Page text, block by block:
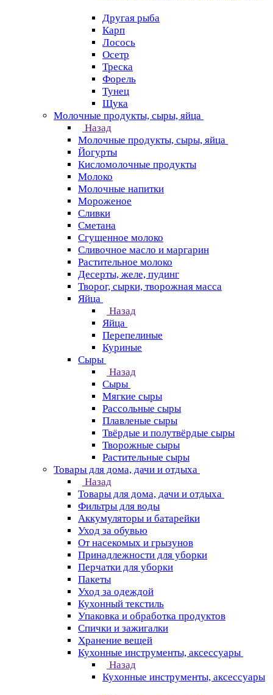
Другая рыба
Карп
Лосось
Осетр
Треска
Форель
Тунец
Щука
Молочные продукты, сыры, яйца
Назад
Молочные продукты, сыры, яйца
Йогурты
Кисломолочные продукты
Молоко
Молочные напитки
Мороженое
Сливки
Сметана
Сгущенное молоко
Сливочное масло и маргарин
Растительное молоко
Десерты, желе, пудинг
Творог, сырки, творожная масса
Яйца
Назад
Яйца
Перепелиные
Куриные
Сыры
Назад
Сыры
Мягкие сыры
Рассольные сыры
Плавленые сыры
Твёрдые и полутвёрдые сыры
Творожные сыры
Растительные сыры
Товары для дома, дачи и отдыха
Назад
Товары для дома, дачи и отдыха
Фильтры для воды
Аккумуляторы и батарейки
Уход за обувью
От насекомых и грызунов
Принадлежности для уборки
Перчатки для уборки
Пакеты
Уход за одеждой
Кухонный текстиль
Упаковка и обработка продуктов
Спички и зажигалки
Хранение вещей
Кухонные инструменты, аксессуары
Назад
Кухонные инструменты, аксессуары